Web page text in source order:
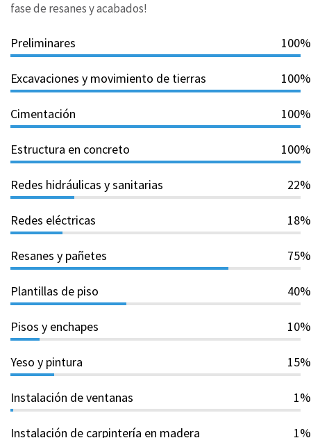
fase de resanes y acabados!
Preliminares 100%
Excavaciones y movimiento de tierras 100%
Cimentación 100%
Estructura en concreto 100%
Redes hidráulicas y sanitarias 22%
Redes eléctricas 18%
Resanes y pañetes 75%
Plantillas de piso 40%
Pisos y enchapes 10%
Yeso y pintura 15%
Instalación de ventanas 1%
Instalación de carpintería en madera 1%